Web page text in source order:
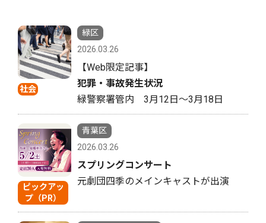
社会
緑区
2026.03.26
【Web限定記事】
犯罪・事故発生状況
緑警察署管内 3月12日〜3月18日
ピックアッ
プ（PR）
青葉区
2026.03.26
スプリングコンサート
元劇団四季のメインキャストが出演